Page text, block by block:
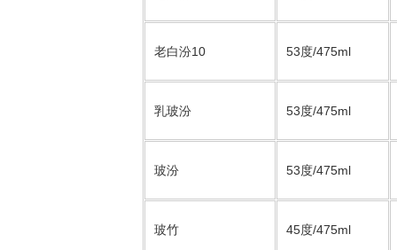
老白汾10 53度/475ml
乳玻汾 53度/475ml
玻汾 53度/475ml
玻竹 45度/475ml